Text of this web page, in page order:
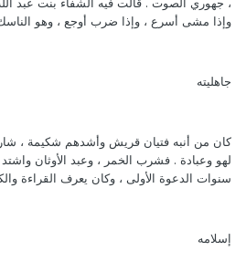
، جهوري الصوت . قالت فيه الشفاء بنت عبد
وإذا مشى أسرع ، وإذا ضرب أوجع ، وهو
جاهليته
كان من أنبه فتيان قريش وأشدهم شكيمة ،
لهو وعبادة . فشرب الخمر ، وعبد الأوثان
سنوات الدعوة الأولى ، وكان يعرف القراءة
إسلامه